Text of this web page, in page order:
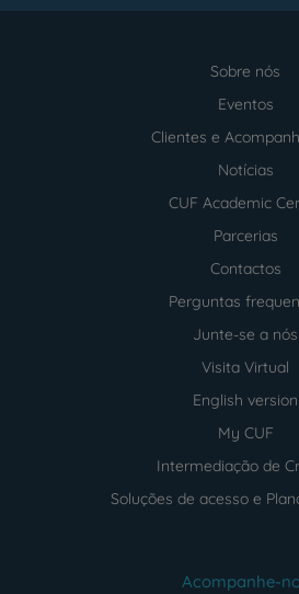
Sobre nós
Eventos
Clientes e
Notícias
CUF Academic
Parcerias
Contactos
Perguntas
Junte-se a nós
Visita Virtual
English version
My CUF
Intermediação de
Soluções de acesso e
Acompanhe-